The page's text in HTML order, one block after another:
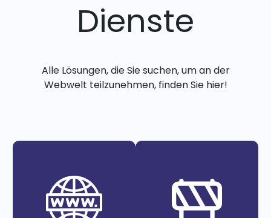
Dienste
Alle Lösungen, die Sie suchen, um an der
Webwelt teilzunehmen, finden Sie hier!